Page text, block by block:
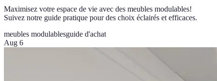
Maximisez votre espace de vie avec des meubles modulables!
Suivez notre guide pratique pour des choix éclairés et efficaces.
meubles modulablesguide d'achat
Aug 6